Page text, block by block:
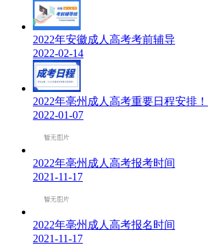
2022年安徽成人高考考前辅导
2022-02-14
2022年亳州成人高考重要日程安排！
2022-01-07
2022年亳州成人高考报考时间
2021-11-17
2022年亳州成人高考报名时间
2021-11-17